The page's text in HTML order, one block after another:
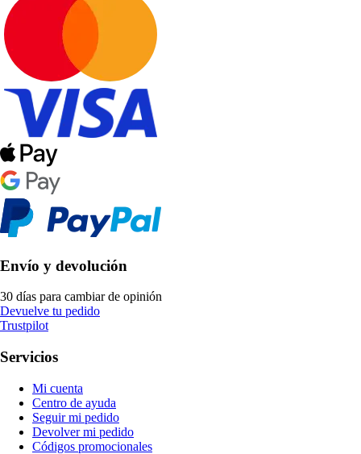
Envío y devolución
30 días para cambiar de opinión
Devuelve tu pedido
Trustpilot
Servicios
Mi cuenta
Centro de ayuda
Seguir mi pedido
Devolver mi pedido
Códigos promocionales